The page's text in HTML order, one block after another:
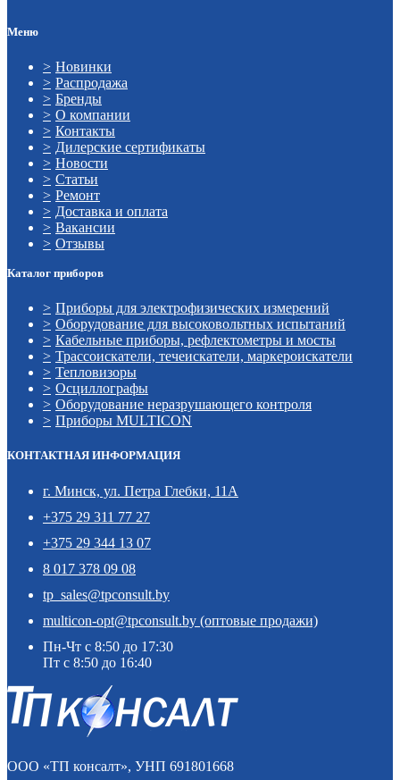
Меню
Новинки
Распродажа
Бренды
О компании
Контакты
Дилерские сертификаты
Новости
Статьи
Ремонт
Доставка и оплата
Вакансии
Отзывы
Каталог приборов
Приборы для электрофизических измерений
Оборудование для высоковольтных испытаний
Кабельные приборы, рефлектометры и мосты
Трассоискатели, течеискатели, маркероискатели
Тепловизоры
Осциллографы
Оборудование неразрушающего контроля
Приборы MULTICON
КОНТАКТНАЯ ИНФОРМАЦИЯ
г. Минск, ул. Петра Глебки, 11А
+375 29 311 77 27
+375 29 344 13 07
8 017 378 09 08
tp_sales@tpconsult.by
multicon-opt@tpconsult.by (оптовые продажи)
Пн-Чт с 8:50 до 17:30
Пт с 8:50 до 16:40
ООО «ТП консалт», УНП 691801668